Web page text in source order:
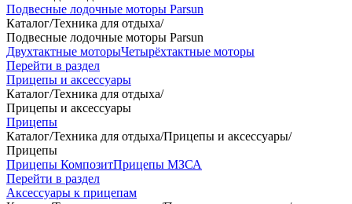
Подвесные лодочные моторы Parsun
Каталог/Техника для отдыха/
Подвесные лодочные моторы Parsun
Двухтактные моторыЧетырёхтактные моторы
Перейти в раздел
Прицепы и аксессуары
Каталог/Техника для отдыха/
Прицепы и аксессуары
Прицепы
Каталог/Техника для отдыха/Прицепы и аксессуары/
Прицепы
Прицепы КомпозитПрицепы МЗСА
Перейти в раздел
Аксессуары к прицепам